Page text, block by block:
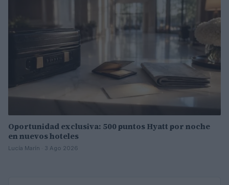
Oportunidad exclusiva: 500 puntos Hyatt por noche
en nuevos hoteles
Lucía Marín · 3 Ago 2026